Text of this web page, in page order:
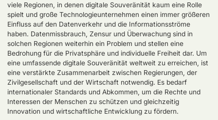
viele Regionen, in denen digitale Souveränität kaum eine Rolle
spielt und große Technologieunternehmen einen immer größeren
Einfluss auf den Datenverkehr und die Informationsströme
haben. Datenmissbrauch, Zensur und Überwachung sind in
solchen Regionen weiterhin ein Problem und stellen eine
Bedrohung für die Privatsphäre und individuelle Freiheit dar. Um
eine umfassende digitale Souveränität weltweit zu erreichen, ist
eine verstärkte Zusammenarbeit zwischen Regierungen, der
Zivilgesellschaft und der Wirtschaft notwendig. Es bedarf
internationaler Standards und Abkommen, um die Rechte und
Interessen der Menschen zu schützen und gleichzeitig
Innovation und wirtschaftliche Entwicklung zu fördern.